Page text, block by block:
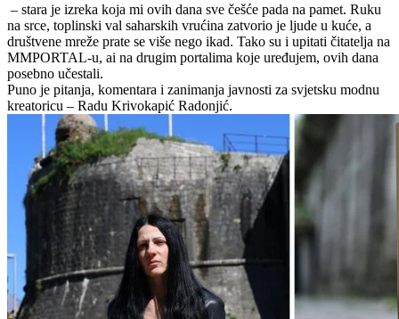
– stara je izreka koja mi ovih dana sve češće pada na pamet. Ruku
na srce, toplinski val saharskih vrućina zatvorio je ljude u kuće, a
društvene mreže prate se više nego ikad. Tako su i upitati čitatelja na
MMPORTAL-u, ai na drugim portalima koje uređujem, ovih dana
posebno učestali.
Puno je pitanja, komentara i zanimanja javnosti za svjetsku modnu
kreatoricu – Radu Krivokapić Radonjić.